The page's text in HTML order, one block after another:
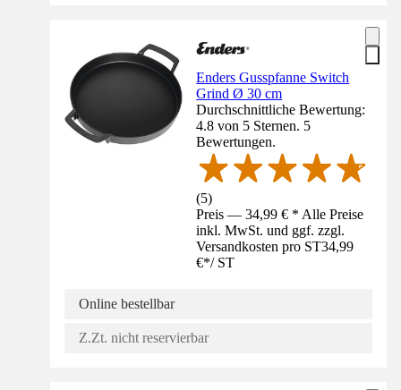
Enders Gusspfanne Switch
Grind Ø 30 cm
Durchschnittliche Bewertung:
4.8 von 5 Sternen. 5
Bewertungen.
(5)
Preis — 34,99 € * Alle Preise
inkl. MwSt. und ggf. zzgl.
Versandkosten pro ST34,99
€*/ ST
Online bestellbar
Z.Zt. nicht reservierbar